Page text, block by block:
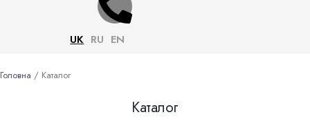
UK RU EN
Головна / Каталог
Каталог